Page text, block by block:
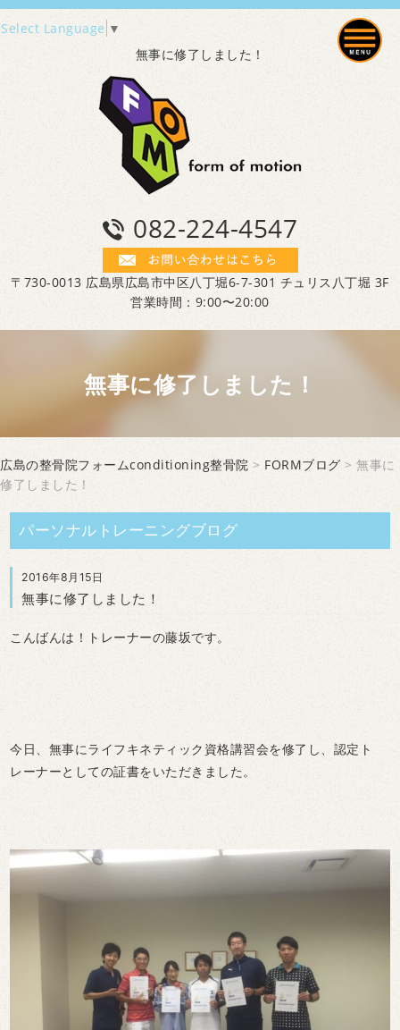
Select Language ▼
無事に修了しました！
082-224-4547
〒730-0013 広島県広島市中区八丁堀6-7-301 チュリス八丁堀 3F
営業時間：9:00〜20:00
無事に修了しました！
広島の整骨院フォームconditioning整骨院 > FORMブログ > 無事に
修了しました！
パーソナルトレーニングブログ
2016年8月15日
無事に修了しました！
こんばんは！トレーナーの藤坂です。
今日、無事にライフキネティック資格講習会を修了し、認定ト
レーナーとしての証書をいただきました。